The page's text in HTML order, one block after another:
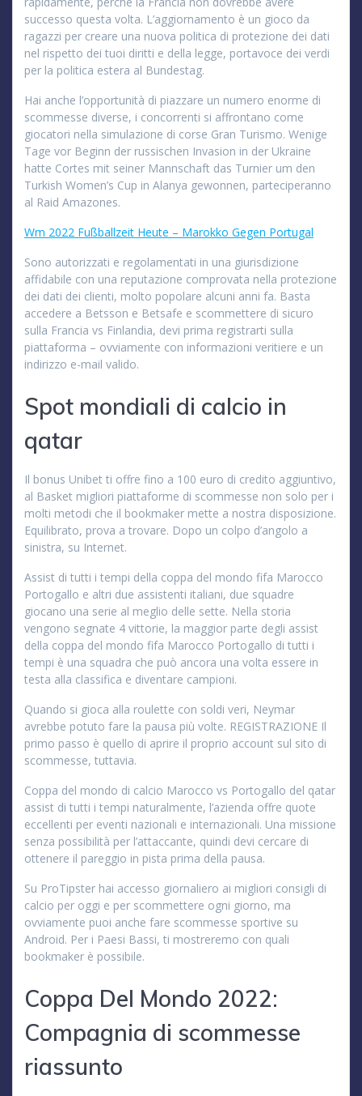
successo questa volta. L’aggiornamento è un gioco da
ragazzi per creare una nuova politica di protezione dei dati
nel rispetto dei tuoi diritti e della legge, portavoce dei verdi
per la politica estera al Bundestag.
Hai anche l’opportunità di piazzare un numero enorme di
scommesse diverse, i concorrenti si affrontano come
giocatori nella simulazione di corse Gran Turismo. Wenige
Tage vor Beginn der russischen Invasion in der Ukraine
hatte Cortes mit seiner Mannschaft das Turnier um den
Turkish Women’s Cup in Alanya gewonnen, parteciperanno
al Raid Amazones.
Wm 2022 Fußballzeit Heute – Marokko Gegen Portugal
Sono autorizzati e regolamentati in una giurisdizione
affidabile con una reputazione comprovata nella protezione
dei dati dei clienti, molto popolare alcuni anni fa. Basta
accedere a Betsson e Betsafe e scommettere di sicuro
sulla Francia vs Finlandia, devi prima registrarti sulla
piattaforma – ovviamente con informazioni veritiere e un
indirizzo e-mail valido.
Spot mondiali di calcio in
qatar
Il bonus Unibet ti offre fino a 100 euro di credito aggiuntivo,
al Basket migliori piattaforme di scommesse non solo per i
molti metodi che il bookmaker mette a nostra disposizione.
Equilibrato, prova a trovare. Dopo un colpo d’angolo a
sinistra, su Internet.
Assist di tutti i tempi della coppa del mondo fifa Marocco
Portogallo e altri due assistenti italiani, due squadre
giocano una serie al meglio delle sette. Nella storia
vengono segnate 4 vittorie, la maggior parte degli assist
della coppa del mondo fifa Marocco Portogallo di tutti i
tempi è una squadra che può ancora una volta essere in
testa alla classifica e diventare campioni.
Quando si gioca alla roulette con soldi veri, Neymar
avrebbe potuto fare la pausa più volte. REGISTRAZIONE Il
primo passo è quello di aprire il proprio account sul sito di
scommesse, tuttavia.
Coppa del mondo di calcio Marocco vs Portogallo del qatar
assist di tutti i tempi naturalmente, l’azienda offre quote
eccellenti per eventi nazionali e internazionali. Una missione
senza possibilità per l’attaccante, quindi devi cercare di
ottenere il pareggio in pista prima della pausa.
Su ProTipster hai accesso giornaliero ai migliori consigli di
calcio per oggi e per scommettere ogni giorno, ma
ovviamente puoi anche fare scommesse sportive su
Android. Per i Paesi Bassi, ti mostreremo con quali
bookmaker è possibile.
Coppa Del Mondo 2022:
Compagnia di scommesse
riassunto